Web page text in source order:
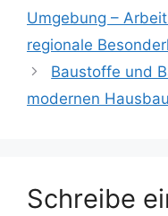
Umgebung –
regionale
Baustoffe und
modernen
Schreibe